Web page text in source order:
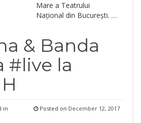
Mare a Teatrului
Național din București. …
& Banda
#live la
in Posted on December 12, 2017